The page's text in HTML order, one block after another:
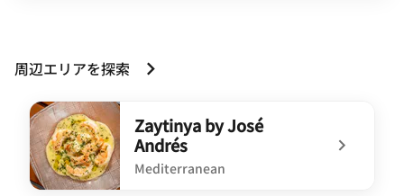
周辺エリアを探索
Zaytinya by José
Andrés
Mediterranean